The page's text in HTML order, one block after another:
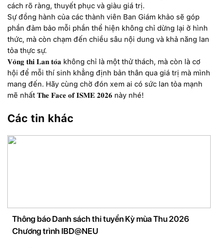
cách rõ ràng, thuyết phục và giàu giá trị.
Sự đồng hành của các thành viên Ban Giám khảo sẽ góp
phần đảm bảo mỗi phần thể hiện không chỉ dừng lại ở hình
thức, mà còn chạm đến chiều sâu nội dung và khả năng lan
tỏa thực sự.
𝐕𝐨̀𝐧𝐠 𝐭𝐡𝐢 𝐋𝐚𝐧 𝐭𝐨̉𝐚 không chỉ là một thử thách, mà còn là cơ
hội để mỗi thí sinh khẳng định bản thân qua giá trị mà mình
mang đến. Hãy cùng chờ đón xem ai có sức lan tỏa mạnh
mẽ nhất 𝐓𝐡𝐞 𝐅𝐚𝐜𝐞 𝐨𝐟 𝐈𝐒𝐌𝐄 𝟐𝟎𝟐𝟔 này nhé!
Các tin khác
Thông báo Danh sách thi tuyển Kỳ mùa Thu 2026
Chương trình IBD@NEU